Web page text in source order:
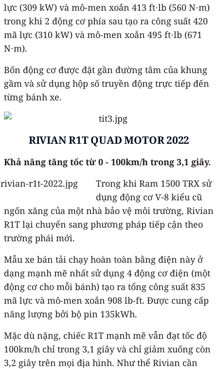
lực (309 kW) và mô-men xoắn 413 ft⋅lb (560 N⋅m)
trong khi 2 động cơ phía sau tạo ra công suất 420
mã lực (310 kW) và mô-men xoắn 495 ft⋅lb (671
N⋅m).
Bốn động cơ được đặt gần đường tâm của khung
gầm và sử dụng hộp số truyền động trực tiếp đến
từng bánh xe.
RIVIAN R1T QUAD MOTOR 2022
Khả năng tăng tốc từ 0 - 100km/h trong 3,1 giây.
Trong khi Ram 1500 TRX sử
dụng động cơ V-8 kiểu cũ
ngốn xăng của một nhà bảo vệ môi trường, Rivian
R1T lại chuyển sang phương pháp tiếp cận theo
trường phái mới.
Mẫu xe bán tải chạy hoàn toàn bằng điện này ở
dạng mạnh mẽ nhất sử dụng 4 động cơ điện (một
động cơ cho mỗi bánh) tạo ra tổng công suất 835
mã lực và mô-men xoắn 908 lb-ft. Được cung cấp
năng lượng bởi bộ pin 135kWh.
Mặc dù nặng, chiếc R1T mạnh mẽ vẫn đạt tốc độ
100km/h chỉ trong 3,1 giây và chỉ giảm xuống còn
3,2 giây trên mọi địa hình. Như thể Rivian cần